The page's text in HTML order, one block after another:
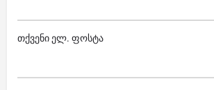
თქვენი ელ. ფოსტა